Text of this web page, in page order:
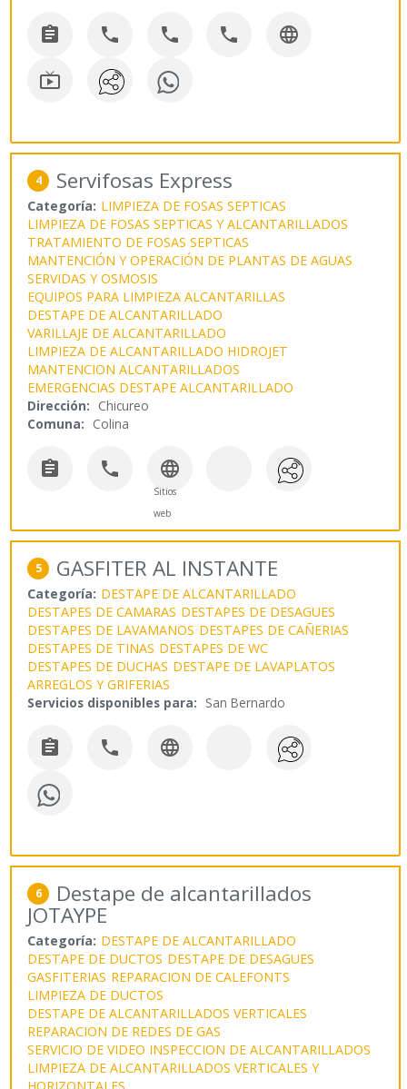
    

4 Servifosas Express
Categoría: LIMPIEZA DE FOSAS SEPTICAS
LIMPIEZA DE FOSAS SEPTICAS Y ALCANTARILLADOS
TRATAMIENTO DE FOSAS SEPTICAS
MANTENCIÓN Y OPERACIÓN DE PLANTAS DE AGUAS
SERVIDAS Y OSMOSIS
EQUIPOS PARA LIMPIEZA ALCANTARILLAS
DESTAPE DE ALCANTARILLADO
VARILLAJE DE ALCANTARILLADO
LIMPIEZA DE ALCANTARILLADO HIDROJET
MANTENCION ALCANTARILLADOS
EMERGENCIAS DESTAPE ALCANTARILLADO
Dirección: Chicureo
Comuna: Colina
  
Sitios
web
5 GASFITER AL INSTANTE
Categoría: DESTAPE DE ALCANTARILLADO
DESTAPES DE CAMARAS DESTAPES DE DESAGUES
DESTAPES DE LAVAMANOS DESTAPES DE CAÑERIAS
DESTAPES DE TINAS DESTAPES DE WC
DESTAPES DE DUCHAS DESTAPE DE LAVAPLATOS
ARREGLOS Y GRIFERIAS
Servicios disponibles para: San Bernardo
  
6 Destape de alcantarillados
JOTAYPE
Categoría: DESTAPE DE ALCANTARILLADO
DESTAPE DE DUCTOS DESTAPE DE DESAGUES
GASFITERIAS REPARACION DE CALEFONTS
LIMPIEZA DE DUCTOS
DESTAPE DE ALCANTARILLADOS VERTICALES
REPARACION DE REDES DE GAS
SERVICIO DE VIDEO INSPECCION DE ALCANTARILLADOS
LIMPIEZA DE ALCANTARILLADOS VERTICALES Y